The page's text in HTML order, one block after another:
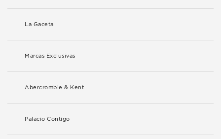
La Gaceta
Marcas Exclusivas
Abercrombie & Kent
Palacio Contigo